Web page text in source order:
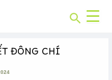
Search
ĐÔNG CHÍ